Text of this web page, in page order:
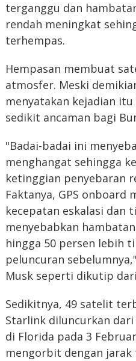
terganggu dan
rendah meningkat
terhempas.
Hempasan membuat
atmosfer. Meski
menyatakan kejadian
sedikit ancaman bagi
"Badai-badai ini
menghangat sehingga
ketinggian penyebaran
Faktanya, GPS onboard
kecepatan eskalasi dan
menyebabkan
hingga 50 persen lebih
peluncuran
Musk seperti dikutip dari
Sedikitnya, 49 satelit
Starlink diluncurkan dari
di Florida pada 3
mengorbit dengan